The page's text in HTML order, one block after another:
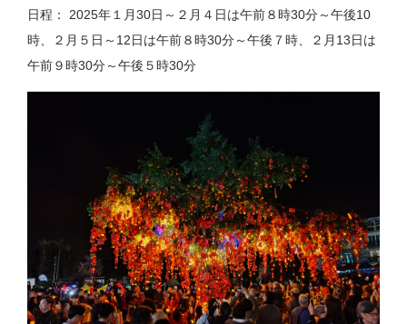
日程： 2025年１月30日～２月４日は午前８時30分～午後10
時、２月５日～12日は午前８時30分～午後７時、２月13日は
午前９時30分～午後５時30分